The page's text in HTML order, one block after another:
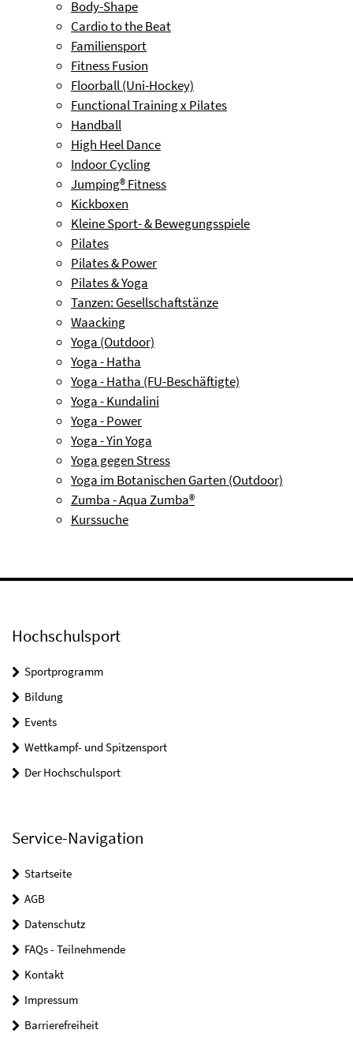
Body-Shape
Cardio to the Beat
Familiensport
Fitness Fusion
Floorball (Uni-Hockey)
Functional Training x Pilates
Handball
High Heel Dance
Indoor Cycling
Jumping® Fitness
Kickboxen
Kleine Sport- & Bewegungsspiele
Pilates
Pilates & Power
Pilates & Yoga
Tanzen: Gesellschaftstänze
Waacking
Yoga (Outdoor)
Yoga - Hatha
Yoga - Hatha (FU-Beschäftigte)
Yoga - Kundalini
Yoga - Power
Yoga - Yin Yoga
Yoga gegen Stress
Yoga im Botanischen Garten (Outdoor)
Zumba - Aqua Zumba®
Kurssuche
Hochschulsport
Sportprogramm
Bildung
Events
Wettkampf- und Spitzensport
Der Hochschulsport
Service-Navigation
Startseite
AGB
Datenschutz
FAQs - Teilnehmende
Kontakt
Impressum
Barrierefreiheit